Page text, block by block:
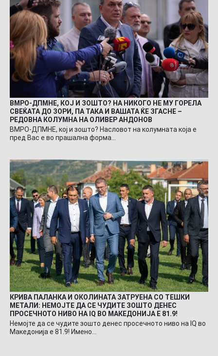
ВМРО-ДПМНЕ, КОЈ И ЗОШТО? НА НИКОГО НЕ МУ ГОРЕЛА
СВЕЌАТА ДО ЗОРИ, ПА ТАКА И ВАШАТА ЌЕ ЗГАСНЕ –
РЕДОВНА КОЛУМНА НА ОЛИВЕР АНДОНОВ
ВМРО-ДПМНЕ, кој и зошто? Насловот на колумната која е
пред Вас е во прашална форма…
КРИВА ПАЛАНКА И ОКОЛИНАТА ЗАТРУЕНА СО ТЕШКИ
МЕТАЛИ: НЕМОЈТЕ ДА СЕ ЧУДИТЕ ЗОШТО ДЕНЕС
ПРОСЕЧНОТО НИВО НА IQ ВО МАКЕДОНИЈА Е 81.9!
Немојте да се чудите зошто денес просечното ниво на IQ во
Македонија е 81.9! Имено…